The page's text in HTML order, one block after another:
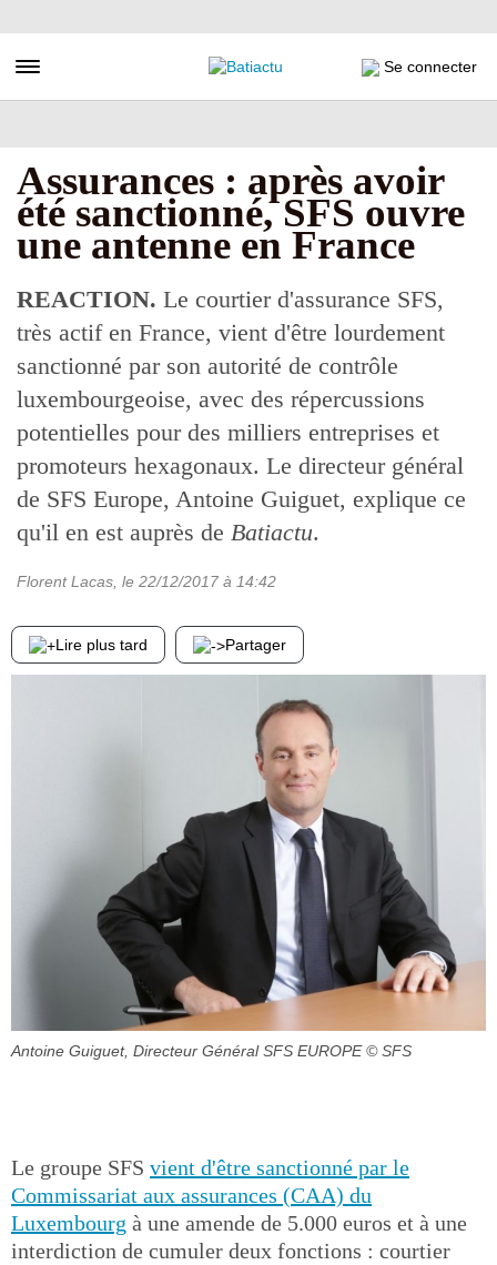
au
principal
Toggle navigation Se connecter
Assurances : après avoir
été sanctionné, SFS ouvre
une antenne en France
REACTION. Le courtier d'assurance SFS,
très actif en France, vient d'être lourdement
sanctionné par son autorité de contrôle
luxembourgeoise, avec des répercussions
potentielles pour des milliers entreprises et
promoteurs hexagonaux. Le directeur général
de SFS Europe, Antoine Guiguet, explique ce
qu'il en est auprès de Batiactu.
Florent Lacas , le 22/12/2017 à 14:42
Lire plus tard Partager
Antoine Guiguet, Directeur Général SFS EUROPE © SFS
Le groupe SFS vient d'être sanctionné par le
Commissariat aux assurances (CAA) du
Luxembourg à une amende de 5.000 euros et à une
interdiction de cumuler deux fonctions : courtier